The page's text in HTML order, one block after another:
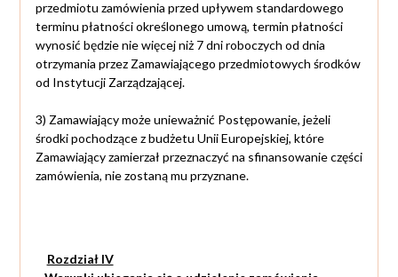
przedmiotu zamówienia przed upływem standardowego
terminu płatności określonego umową, termin płatności
wynosić będzie nie więcej niż 7 dni roboczych od dnia
otrzymania przez Zamawiającego przedmiotowych środków
od Instytucji Zarządzającej.
3) Zamawiający może unieważnić Postępowanie, jeżeli
środki pochodzące z budżetu Unii Europejskiej, które
Zamawiający zamierzał przeznaczyć na sfinansowanie części
zamówienia, nie zostaną mu przyznane.
Rozdział IV